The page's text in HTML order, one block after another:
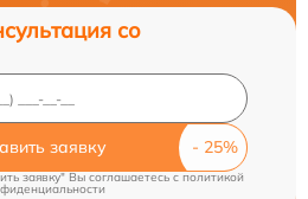
со
заявку
заявку" Вы соглашаетесь c политикой